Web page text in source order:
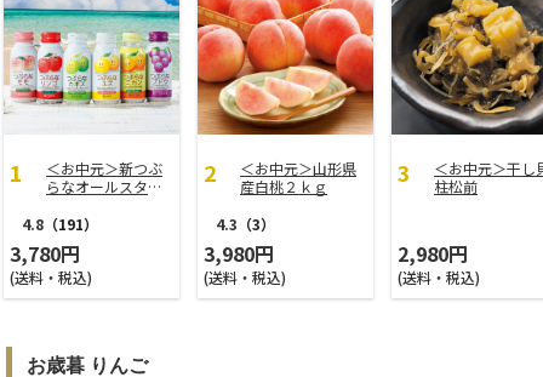
＜お中元＞新つぶ
らなオールスター
4.8 （191）
3,780円
(送料・税込)
＜お中元＞山形県
産白桃２ｋｇ
4.3 （3）
3,980円
(送料・税込)
＜お中元＞干し
柱松前
2,980円
(送料・税込)
お歳暮 りんご